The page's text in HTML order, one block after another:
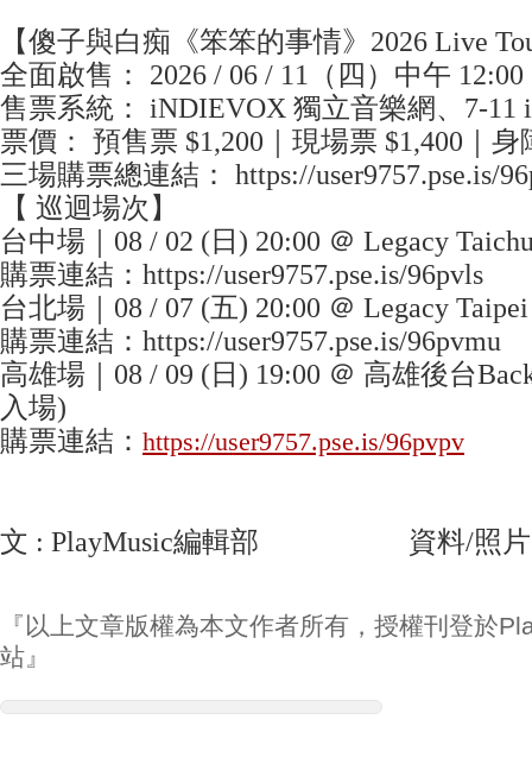
【傻子與白痴《笨笨的事情》2026 Live
全面啟售： 2026 / 06 / 11（四）中午 12:00
售票系統： iNDIEVOX 獨立音樂網、7-11
票價： 預售票 $1,200｜現場票 $1,400｜身
三場購票總連結： https://user9757.pse.is/
【 巡迴場次】
台中場｜08 / 02 (日) 20:00 ＠ Legacy
購票連結：https://user9757.pse.is/96pvls
台北場｜08 / 07 (五) 20:00 ＠ Legacy
購票連結：https://user9757.pse.is/96pvmu
高雄場｜08 / 09 (日) 19:00 ＠ 高雄後台
入場)
購票連結： https://user9757.pse.is/96pvpv
文 : PlayMusic編輯部 資料/照片
『以上文章版權為本文作者所有，授權刊登於
站』